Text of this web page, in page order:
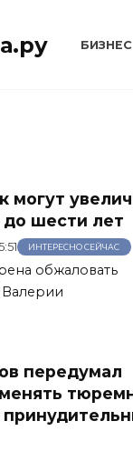
БИЗНЕС
могут
шести лет
ИНТЕРЕСНО СЕЙЧАС
обжаловать
передумал